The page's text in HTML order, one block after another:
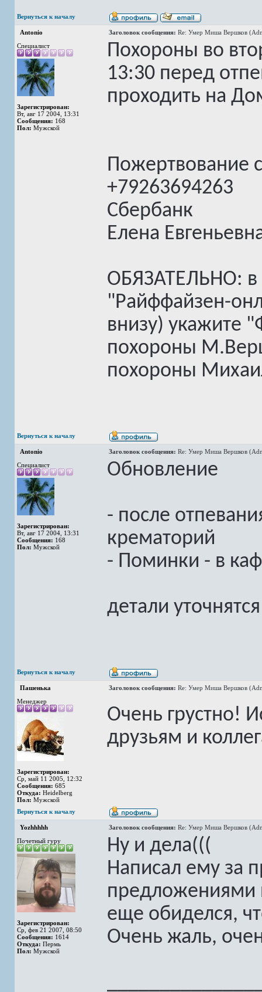
Вернуться к началу
Antonio Заголовок сообщения: Re: Умер Миша Вершков
Специалист
Зарегистрирован:
Вт, авг 17 2004, 13:31
Сообщения: 168
Пол: Мужской
Похороны во
13:30 перед
проходить на
Пожертвование
+79263694263
Сбербанк
Елена
ОБЯЗАТЕЛЬНО: в
"Райффайзен-
внизу) укажите
похороны
похороны
Вернуться к началу
Antonio Заголовок сообщения: Re: Умер Миша Вершков
Специалист
Зарегистрирован:
Вт, авг 17 2004, 13:31
Сообщения: 168
Пол: Мужской
Обновление
- после
крематорий
- Поминки - в
детали
Вернуться к началу
Пашенька Заголовок сообщения: Re: Умер Миша Вершков
Менеджер
Зарегистрирован:
Ср, май 11 2005, 12:32
Сообщения: 685
Откуда: Heidelberg
Пол: Мужской
Очень грустно!
друзьям и
Вернуться к началу
Yozhhhhh Заголовок сообщения: Re: Умер Миша Вершков
Почетный гуру
Зарегистрирован:
Ср, фев 21 2007, 08:50
Сообщения: 1614
Откуда: Пермь
Пол: Мужской
Ну и дела(((
Написал ему за
предложениями
еще обиделся,
Очень жаль,